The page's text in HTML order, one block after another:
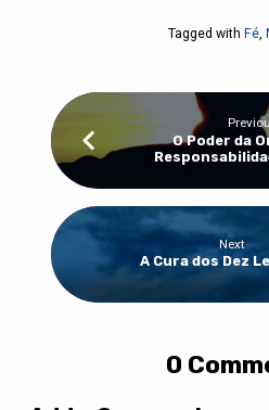
Tagged with Fé,
O Poder da
Next
A Cura dos Dez
0